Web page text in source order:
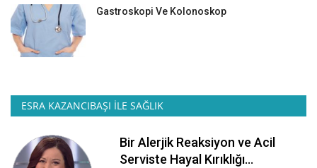
Gastroskopi Ve Kolonoskop
ESRA KAZANCIBAŞI İLE SAĞLIK
Bir Alerjik Reaksiyon ve Acil
Serviste Hayal Kırıklığı...